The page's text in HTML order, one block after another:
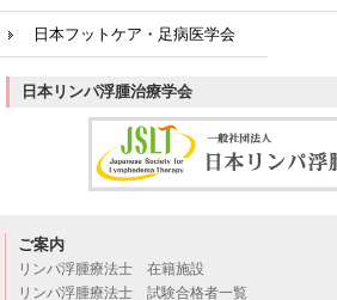
日本フットケア・足病医学会
日本リンパ浮腫治療学会
ご案内
リンパ浮腫療法士 在籍施設
リンパ浮腫療法士 試験合格者一覧